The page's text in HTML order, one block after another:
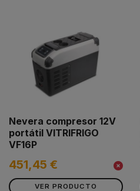
Nevera compresor 12V
portátil VITRIFRIGO
VF16P
451,45 €
VER PRODUCTO